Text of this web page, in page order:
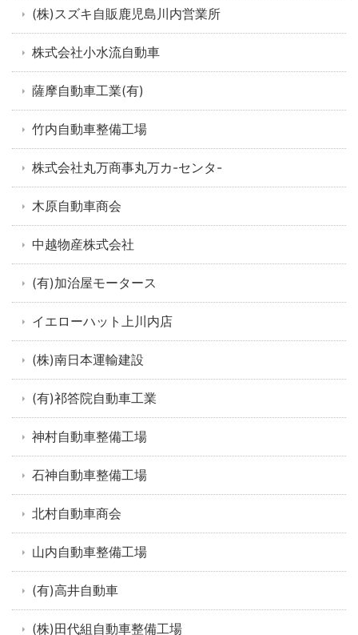
(株)スズキ自販鹿児島川内営業所
株式会社小水流自動車
薩摩自動車工業(有)
竹内自動車整備工場
株式会社丸万商事丸万カ-センタ-
木原自動車商会
中越物産株式会社
(有)加治屋モータース
イエローハット上川内店
(株)南日本運輸建設
(有)祁答院自動車工業
神村自動車整備工場
石神自動車整備工場
北村自動車商会
山内自動車整備工場
(有)高井自動車
(株)田代組自動車整備工場